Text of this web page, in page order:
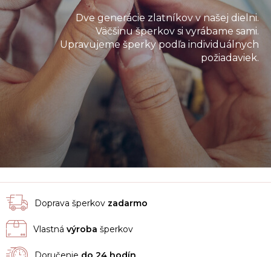
Dve generácie zlatníkov v našej dielni.
Väčšinu šperkov si vyrábame sami.
Upravujeme šperky podľa individuálnych
požiadaviek.
Doprava šperkov zadarmo
Vlastná výroba šperkov